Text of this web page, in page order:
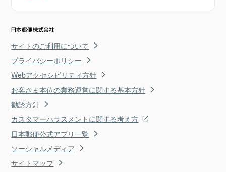
サイトのご利用について
プライバシーポリシー
Webアクセシビリティ方針
お客さま本位の業務運営に関する基本方針
勧誘方針
カスタマーハラスメントに関する考え方
日本郵便公式アプリ一覧
ソーシャルメディア
サイトマップ